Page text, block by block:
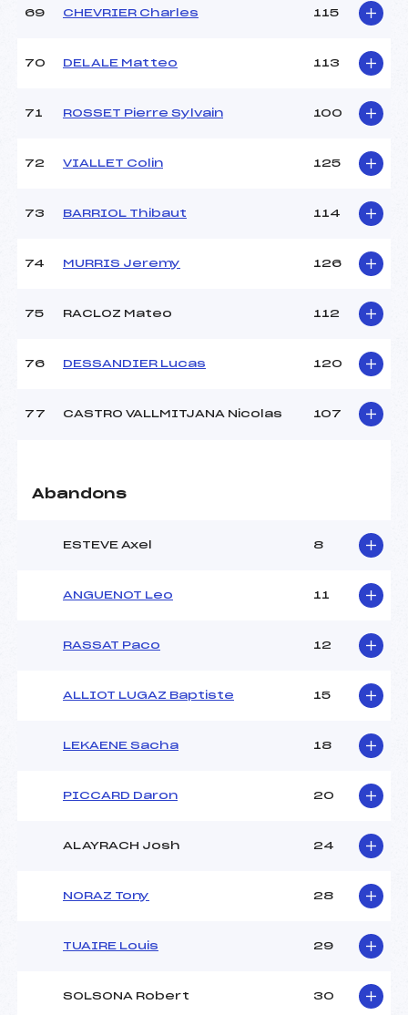
69 CHEVRIER Charles 115
70 DELALE Matteo 113
71 ROSSET Pierre Sylvain 100
72 VIALLET Colin 125
73 BARRIOL Thibaut 114
74 MURRIS Jeremy 126
75 RACLOZ Mateo 112
76 DESSANDIER Lucas 120
77 CASTRO VALLMITJANA Nicolas 107
Abandons
ESTEVE Axel 8
ANGUENOT Leo 11
RASSAT Paco 12
ALLIOT LUGAZ Baptiste 15
LEKAENE Sacha 18
PICCARD Daron 20
ALAYRACH Josh 24
NORAZ Tony 28
TUAIRE Louis 29
SOLSONA Robert 30